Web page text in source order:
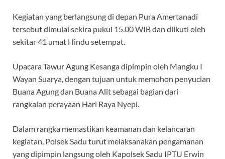
Kegiatan yang berlangsung di depan Pura Amertanadi
tersebut dimulai sekira pukul 15.00 WIB dan diikuti oleh
sekitar 41 umat Hindu setempat.
Upacara Tawur Agung Kesanga dipimpin oleh Mangku I
Wayan Suarya, dengan tujuan untuk memohon penyucian
Buana Agung dan Buana Alit sebagai bagian dari
rangkaian perayaan Hari Raya Nyepi.
Dalam rangka memastikan keamanan dan kelancaran
kegiatan, Polsek Sadu turut melaksanakan pengamanan
yang dipimpin langsung oleh Kapolsek Sadu IPTU Erwin